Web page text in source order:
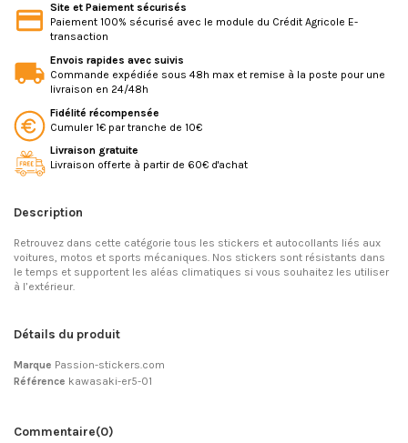
Site et Paiement sécurisés
Paiement 100% sécurisé avec le module du Crédit Agricole E-
transaction
Envois rapides avec suivis
Commande expédiée sous 48h max et remise à la poste pour une
livraison en 24/48h
Fidélité récompensée
Cumuler 1€ par tranche de 10€
Livraison gratuite
Livraison offerte à partir de 60€ d'achat
Description
Retrouvez dans cette catégorie tous les stickers et autocollants liés aux
voitures, motos et sports mécaniques. Nos stickers sont résistants dans
le temps et supportent les aléas climatiques si vous souhaitez les utiliser
à l’extérieur.
Détails du produit
Marque Passion-stickers.com
Référence kawasaki-er5-01
Commentaire(0)